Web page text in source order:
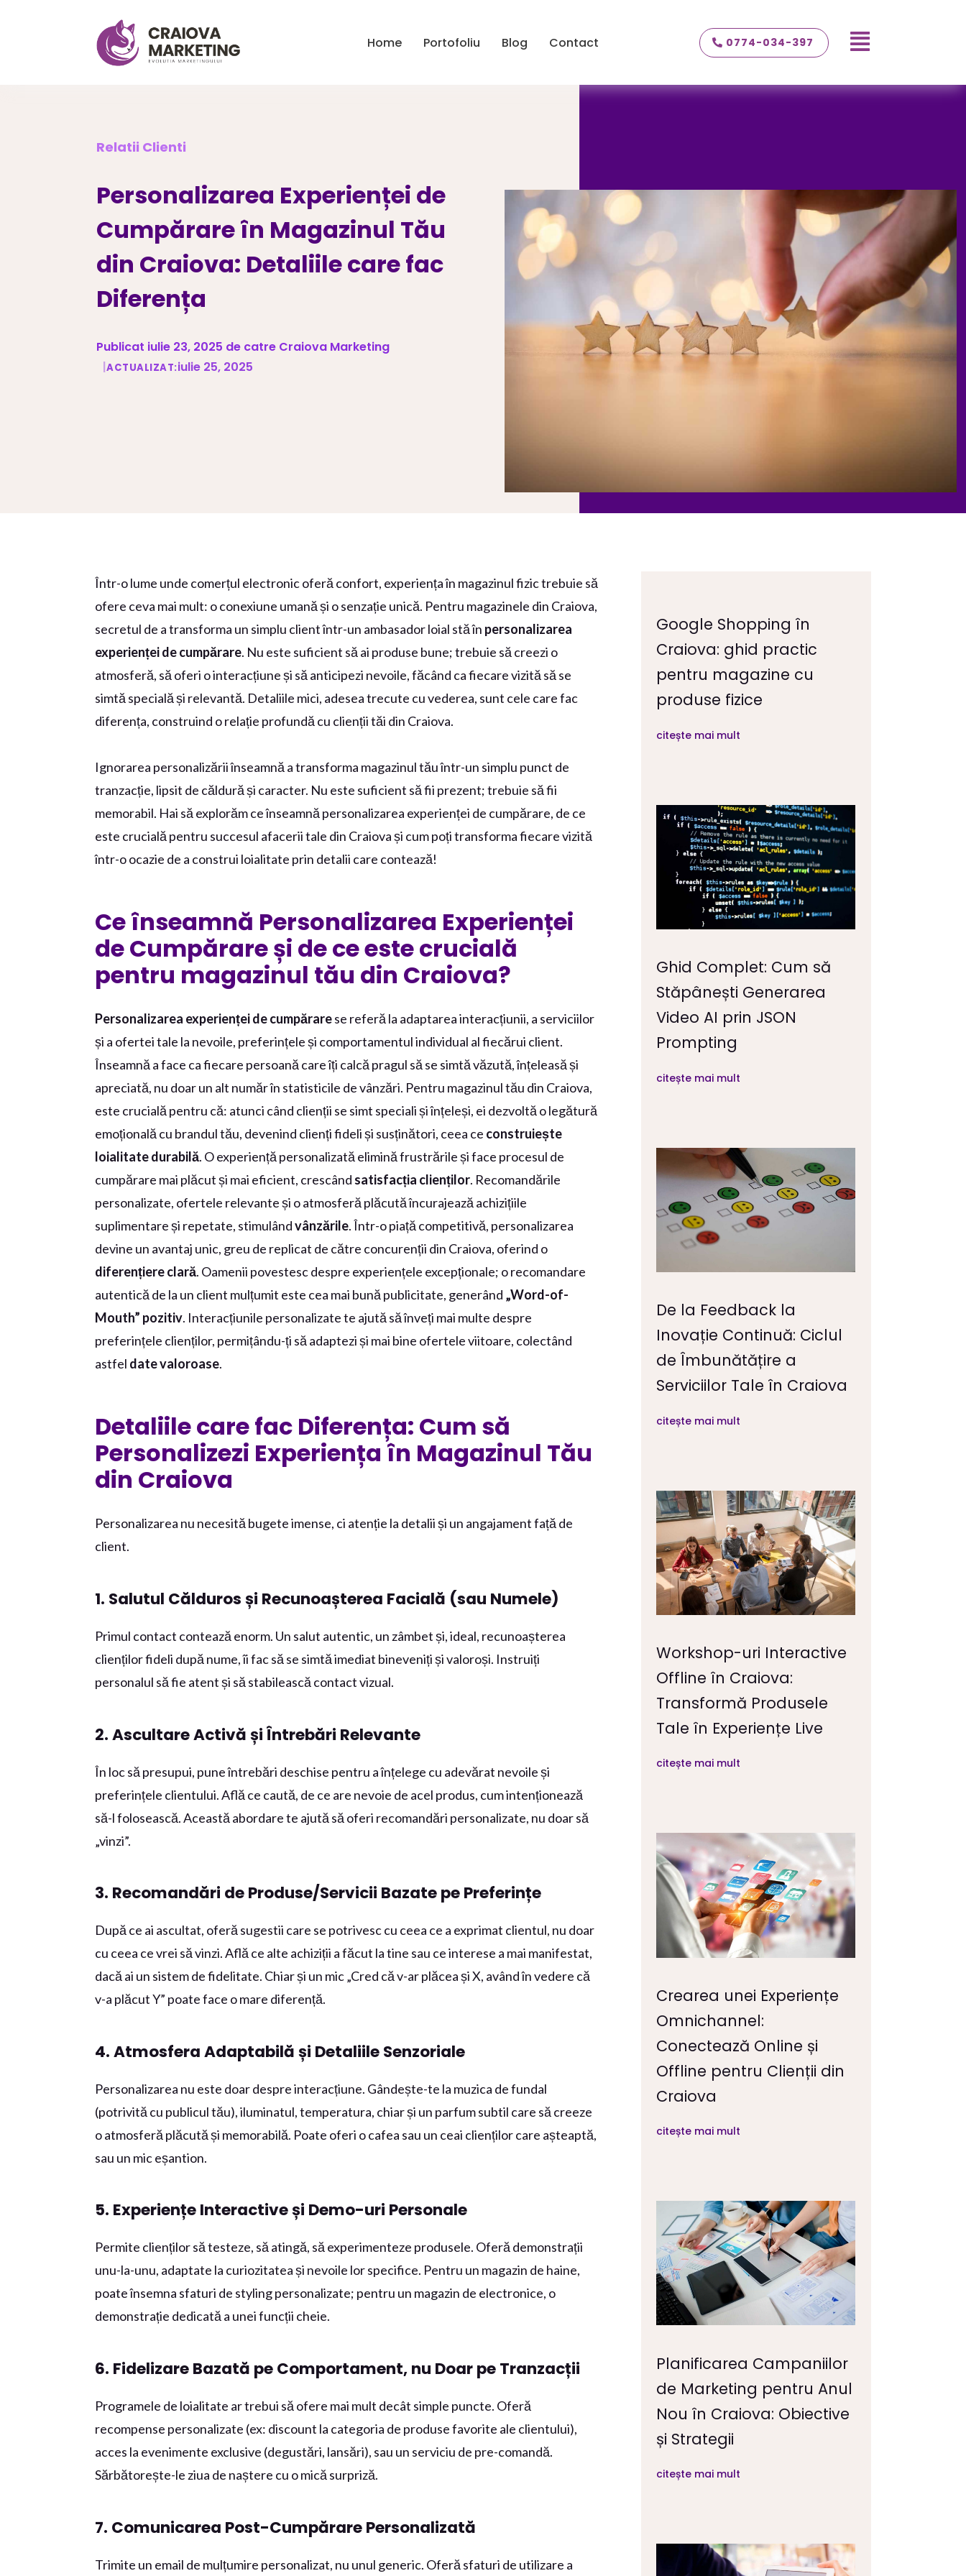
Home Portofoliu Blog Contact 0774-034-397 
Relatii Clienti
Personalizarea Experienței de
Cumpărare în Magazinul Tău
din Craiova: Detaliile care fac
Diferența
Publicat iulie 23, 2025 de catre Craiova Marketing
|ACTUALIZAT:iulie 25, 2025
Într-o lume unde comerțul electronic oferă confort, experiența în magazinul fizic trebuie să
ofere ceva mai mult: o conexiune umană și o senzație unică. Pentru magazinele din Craiova,
secretul de a transforma un simplu client într-un ambasador loial stă în personalizarea
experienței de cumpărare. Nu este suficient să ai produse bune; trebuie să creezi o
atmosferă, să oferi o interacțiune și să anticipezi nevoile, făcând ca fiecare vizită să se
simtă specială și relevantă. Detaliile mici, adesea trecute cu vederea, sunt cele care fac
diferența, construind o relație profundă cu clienții tăi din Craiova.
Ignorarea personalizării înseamnă a transforma magazinul tău într-un simplu punct de
tranzacție, lipsit de căldură și caracter. Nu este suficient să fii prezent; trebuie să fii
memorabil. Hai să explorăm ce înseamnă personalizarea experienței de cumpărare, de ce
este crucială pentru succesul afacerii tale din Craiova și cum poți transforma fiecare vizită
într-o ocazie de a construi loialitate prin detalii care contează!
Ce înseamnă Personalizarea Experienței
de Cumpărare și de ce este crucială
pentru magazinul tău din Craiova?
Personalizarea experienței de cumpărarese referă la adaptarea interacțiunii, a serviciilor
și a ofertei tale la nevoile, preferințele și comportamentul individual al fiecărui client.
Înseamnă a face ca fiecare persoană care îți calcă pragul să se simtă văzută, înțeleasă și
apreciată, nu doar un alt număr în statisticile de vânzări. Pentru magazinul tău din Craiova,
este crucială pentru că: atunci când clienții se simt speciali și înțeleși, ei dezvoltă o legătură
emoțională cu brandul tău, devenind clienți fideli și susținători, ceea ce construiește
loialitate durabilă. O experiență personalizată elimină frustrările și face procesul de
cumpărare mai plăcut și mai eficient, crescând satisfacția clienților. Recomandările
personalizate, ofertele relevante și o atmosferă plăcută încurajează achizițiile
suplimentare și repetate, stimulândvânzările. Într-o piață competitivă, personalizarea
devine un avantaj unic, greu de replicat de către concurenții din Craiova, oferind o
diferențiere clară. Oamenii povestesc despre experiențele excepționale; o recomandare
autentică de la un client mulțumit este cea mai bună publicitate, generând „Word-of-
Mouth” pozitiv. Interacțiunile personalizate te ajută să înveți mai multe despre
preferințele clienților, permițându-ți să adaptezi și mai bine ofertele viitoare, colectând
astfel date valoroase.
Detaliile care fac Diferența: Cum să
Personalizezi Experiența în Magazinul Tău
din Craiova
Personalizarea nu necesită bugete imense, ci atenție la detalii și un angajament față de
client.
1. Salutul Călduros și Recunoașterea Facială (sau Numele)
Primul contact contează enorm. Un salut autentic, un zâmbet și, ideal, recunoașterea
clienților fideli după nume, îi fac să se simtă imediat bineveniți și valoroși. Instruiți
personalul să fie atent și să stabilească contact vizual.
2. Ascultare Activă și Întrebări Relevante
În loc să presupui, pune întrebări deschise pentru a înțelege cu adevărat nevoile și
preferințele clientului. Află ce caută, de ce are nevoie de acel produs, cum intenționează
să-l folosească. Această abordare te ajută să oferi recomandări personalizate, nu doar să
„vinzi”.
3. Recomandări de Produse/Servicii Bazate pe Preferințe
După ce ai ascultat, oferă sugestii care se potrivesc cu ceea ce a exprimat clientul, nu doar
cu ceea ce vrei să vinzi. Află ce alte achiziții a făcut la tine sau ce interese a mai manifestat,
dacă ai un sistem de fidelitate. Chiar și un mic „Cred că v-ar plăcea și X, având în vedere că
v-a plăcut Y” poate face o mare diferență.
4. Atmosfera Adaptabilă și Detaliile Senzoriale
Personalizarea nu este doar despre interacțiune. Gândește-te la muzica de fundal
(potrivită cu publicul tău), iluminatul, temperatura, chiar și un parfum subtil care să creeze
o atmosferă plăcută și memorabilă. Poate oferi o cafea sau un ceai clienților care așteaptă,
sau un mic eșantion.
5. Experiențe Interactive și Demo-uri Personale
Permite clienților să testeze, să atingă, să experimenteze produsele. Oferă demonstrații
unu-la-unu, adaptate la curiozitatea și nevoile lor specifice. Pentru un magazin de haine,
poate însemna sfaturi de styling personalizate; pentru un magazin de electronice, o
demonstrație dedicată a unei funcții cheie.
6. Fidelizare Bazată pe Comportament, nu Doar pe Tranzacții
Programele de loialitate ar trebui să ofere mai mult decât simple puncte. Oferă
recompense personalizate (ex: discount la categoria de produse favorite ale clientului),
acces la evenimente exclusive (degustări, lansări), sau un serviciu de pre-comandă.
Sărbătorește-le ziua de naștere cu o mică surpriză.
7. Comunicarea Post-Cumpărare Personalizată
Trimite un email de mulțumire personalizat, nu unul generic. Oferă sfaturi de utilizare a
Google Shopping în
Craiova: ghid practic
pentru magazine cu
produse fizice
citește mai mult
Ghid Complet: Cum să
Stăpânești Generarea
Video AI prin JSON
Prompting
citește mai mult
De la Feedback la
Inovație Continuă: Ciclul
de Îmbunătățire a
Serviciilor Tale în Craiova
citește mai mult
Workshop-uri Interactive
Offline în Craiova:
Transformă Produsele
Tale în Experiențe Live
citește mai mult
Crearea unei Experiențe
Omnichannel:
Conectează Online și
Offline pentru Clienții din
Craiova
citește mai mult
Planificarea Campaniilor
de Marketing pentru Anul
Nou în Craiova: Obiective
și Strategii
citește mai mult